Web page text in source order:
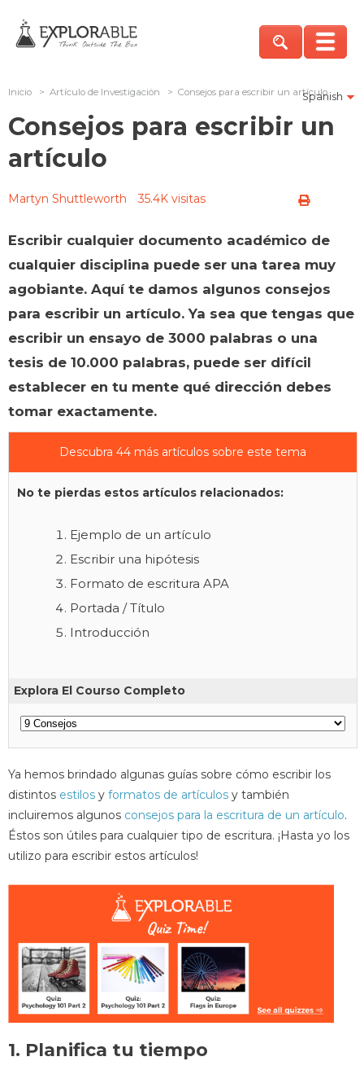
Spanish
Inicio > Artículo de Investigación > Consejos para escribir un artículo
Consejos para escribir un
artículo
Martyn Shuttleworth 35.4K visitas
Escribir cualquier documento académico de
cualquier disciplina puede ser una tarea muy
agobiante. Aquí te damos algunos consejos
para escribir un artículo. Ya sea que tengas que
escribir un ensayo de 3000 palabras o una
tesis de 10.000 palabras, puede ser difícil
establecer en tu mente qué dirección debes
tomar exactamente.
Descubra 44 más artículos sobre este tema
No te pierdas estos artículos relacionados:
Ejemplo de un artículo
Escribir una hipótesis
Formato de escritura APA
Portada / Título
Introducción
Explora El Courso Completo
Ya hemos brindado algunas guías sobre cómo escribir los
distintos estilos y formatos de artículos y también
incluiremos algunos consejos para la escritura de un artículo.
Éstos son útiles para cualquier tipo de escritura. ¡Hasta yo los
utilizo para escribir estos artículos!
1. Planifica tu tiempo